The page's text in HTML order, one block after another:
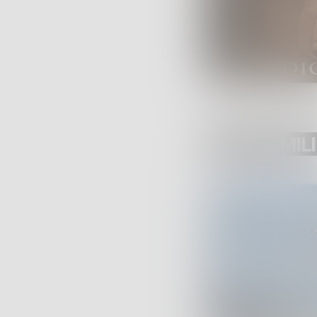
POST SIMILI